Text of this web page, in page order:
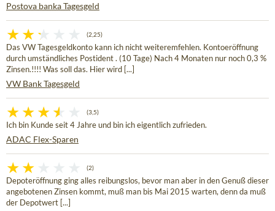
Postova banka Tagesgeld
(2,25)
Das VW Tagesgeldkonto kann ich nicht weiteremfehlen. Kontoeröffnung
durch umständliches Postident . (10 Tage) Nach 4 Monaten nur noch 0,3 %
Zinsen.!!!! Was soll das. Hier wird [...]
VW Bank Tagesgeld
(3,5)
Ich bin Kunde seit 4 Jahre und bin ich eigentlich zufrieden.
ADAC Flex-Sparen
(2)
Depoteröffnung ging alles reibungslos, bevor man aber in den Genuß dieser
angebotenen Zinsen kommt, muß man bis Mai 2015 warten, denn da muß
der Depotwert [...]